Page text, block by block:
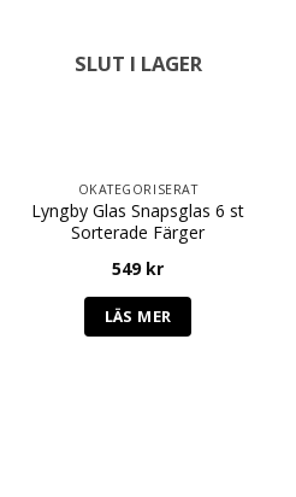
SLUT I LAGER
OKATEGORISERAT
Lyngby Glas Snapsglas 6 st
Sorterade Färger
549 kr
LÄS MER